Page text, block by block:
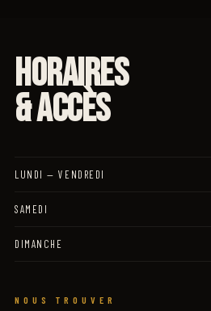
HORAIRES
& ACCÈS
LUNDI — VENDREDI
SAMEDI
DIMANCHE
NOUS TROUVER